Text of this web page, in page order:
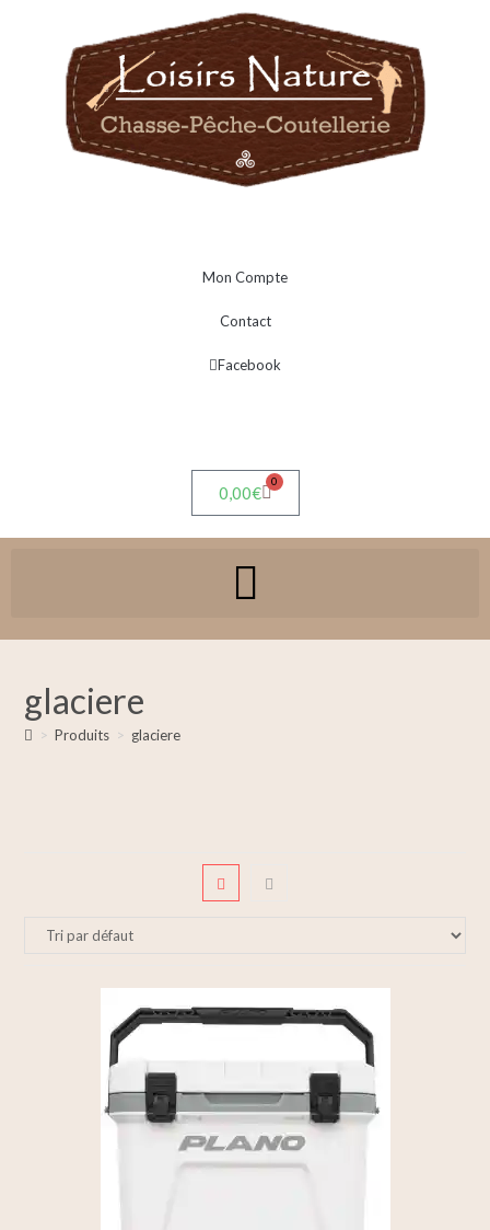
Mon Compte
Contact
Facebook
0,00€
0
glaciere
> Produits > glaciere